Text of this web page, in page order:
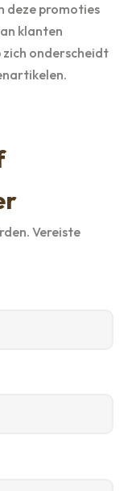
deze promoties
klanten
onderscheidt
Vereiste